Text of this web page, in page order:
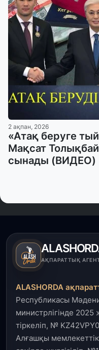
2 ақпан, 2026
«Атақ беруге
Мақсат
сынады (ВИДЕО)
АҚПАРАТТЫҚ
ALASHORDA
Республикасы
министрлігінде
тіркеліп, №
Алғашқы